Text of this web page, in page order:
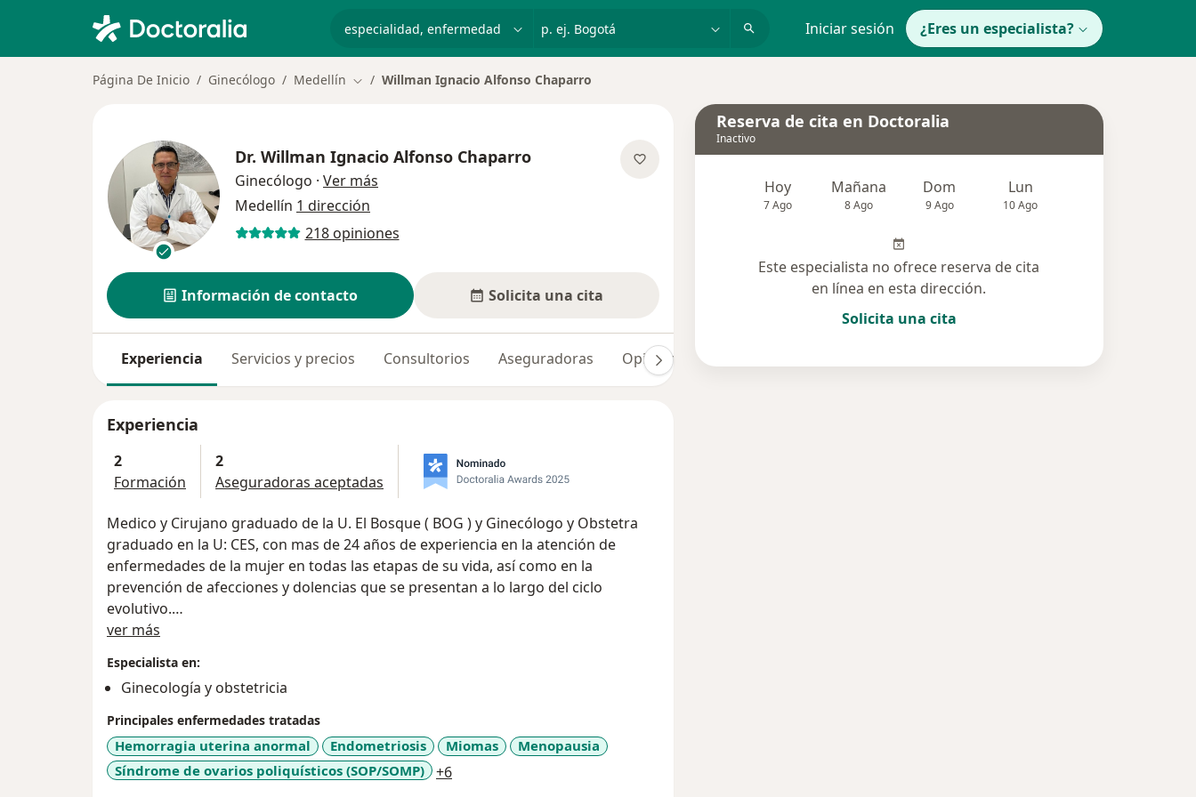
p. ej. Bogotá Iniciar sesión ¿Eres un especialista?
Página De Inicio Ginecólogo Medellín Cambiar de ciudad
Willman Ignacio Alfonso Chaparro
Dr. Willman Ignacio Alfonso Chaparro
Ginecólogo · Ver más
Medellín 1 dirección
218 opiniones
Información de contacto Solicita una cita
Experiencia Servicios y precios Consultorios Aseguradoras Opiniones (218)
Experiencia
2
Formación
2
Aseguradoras aceptadas
Medico y Cirujano graduado de la U. El Bosque ( BOG ) y Ginecólogo y Obstetra
graduado en la U: CES, con mas de 24 años de experiencia en la atención de
enfermedades de la mujer en todas las etapas de su vida, así como en la
prevención de afecciones y dolencias que se presentan a lo largo del ciclo
evolutivo.
sincera y sobre todo pensando siempre en que no se trata una patología sino se
atiende personas con un sin número de eventos que pueden intervenir en el
desarrollo o en el daño a su bienestar físico, emocional y mental.
Con un compromiso por el cuidado de la gestación antes, durante y al momento
de la finalización de la misma para poder tener la mejor experiencia en un
ver más
Especialista en:
Ginecología y obstetricia
Principales enfermedades tratadas
Hemorragia uterina anormal Endometriosis Miomas
Menopausia
Síndrome de ovarios poliquísticos (SOP/SOMP)
+6a11y_sr_more_diseases
Reserva de cita en Doctoralia
Inactivo
Hoy
7 Ago
Mañana
8 Ago
Dom
9 Ago
Lun
10 Ago
Este especialista no ofrece reserva de cita
en línea en esta dirección.
Solicita una cita